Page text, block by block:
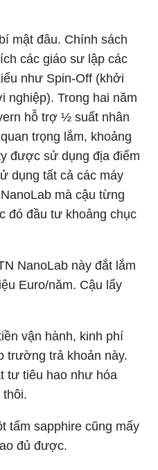
mật đâu. Chính sách
các giáo sư lập các
như Spin-Off (khởi
nghiệp). Trong hai năm
hỗ trợ ½ suất nhân
trọng lắm, khoảng
được sử dụng địa điểm
dụng tất cả các máy
mà cậu từng
đó đầu tư khoảng chục
NanoLab này đắt lắm
Euro/năm. Cậu lấy
vận hành, kinh phí
trường trả khoản này.
tư tiêu hao như hóa
thôi.
tấm sapphire cũng mấy
đủ được.